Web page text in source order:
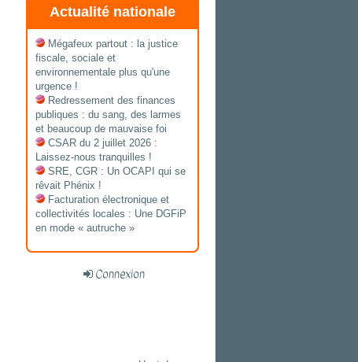
Actualité nationale
Mégafeux partout : la justice
fiscale, sociale et
environnementale plus qu'une
urgence !
Redressement des finances
publiques : du sang, des larmes
et beaucoup de mauvaise foi
CSAR du 2 juillet 2026 :
Laissez-nous tranquilles !
SRE, CGR : Un OCAPI qui se
rêvait Phénix !
Facturation électronique et
collectivités locales : Une DGFiP
en mode « autruche »
Connexion